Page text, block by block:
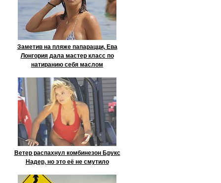
Заметив на пляже папарацци, Ева
Лонгория дала мастер класс по
натиранию себя маслом
Ветер распахнул комбинезон Брукс
Надер, но это её не смутило